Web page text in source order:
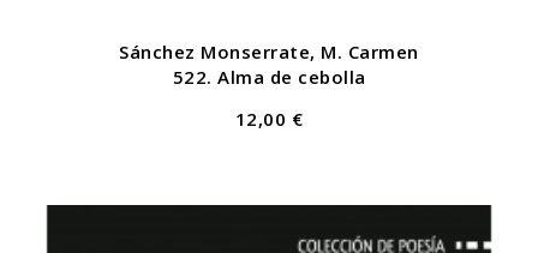
Sánchez Monserrate, M. Carmen
522. Alma de cebolla
12,00 €